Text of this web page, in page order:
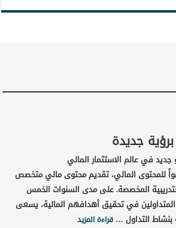
جديدة
في عالم الاستثمار المالي
للمحتوى المالي، تقديم محتوى مالي متخصص
التدريبية المخصصة. على مدى السنوات الخمس
المتداولين في تحقيق أهدافهم المالية، يسعى
بنشاط التداول …قراءة المزيد